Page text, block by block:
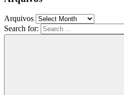
Arquivos
Search for: